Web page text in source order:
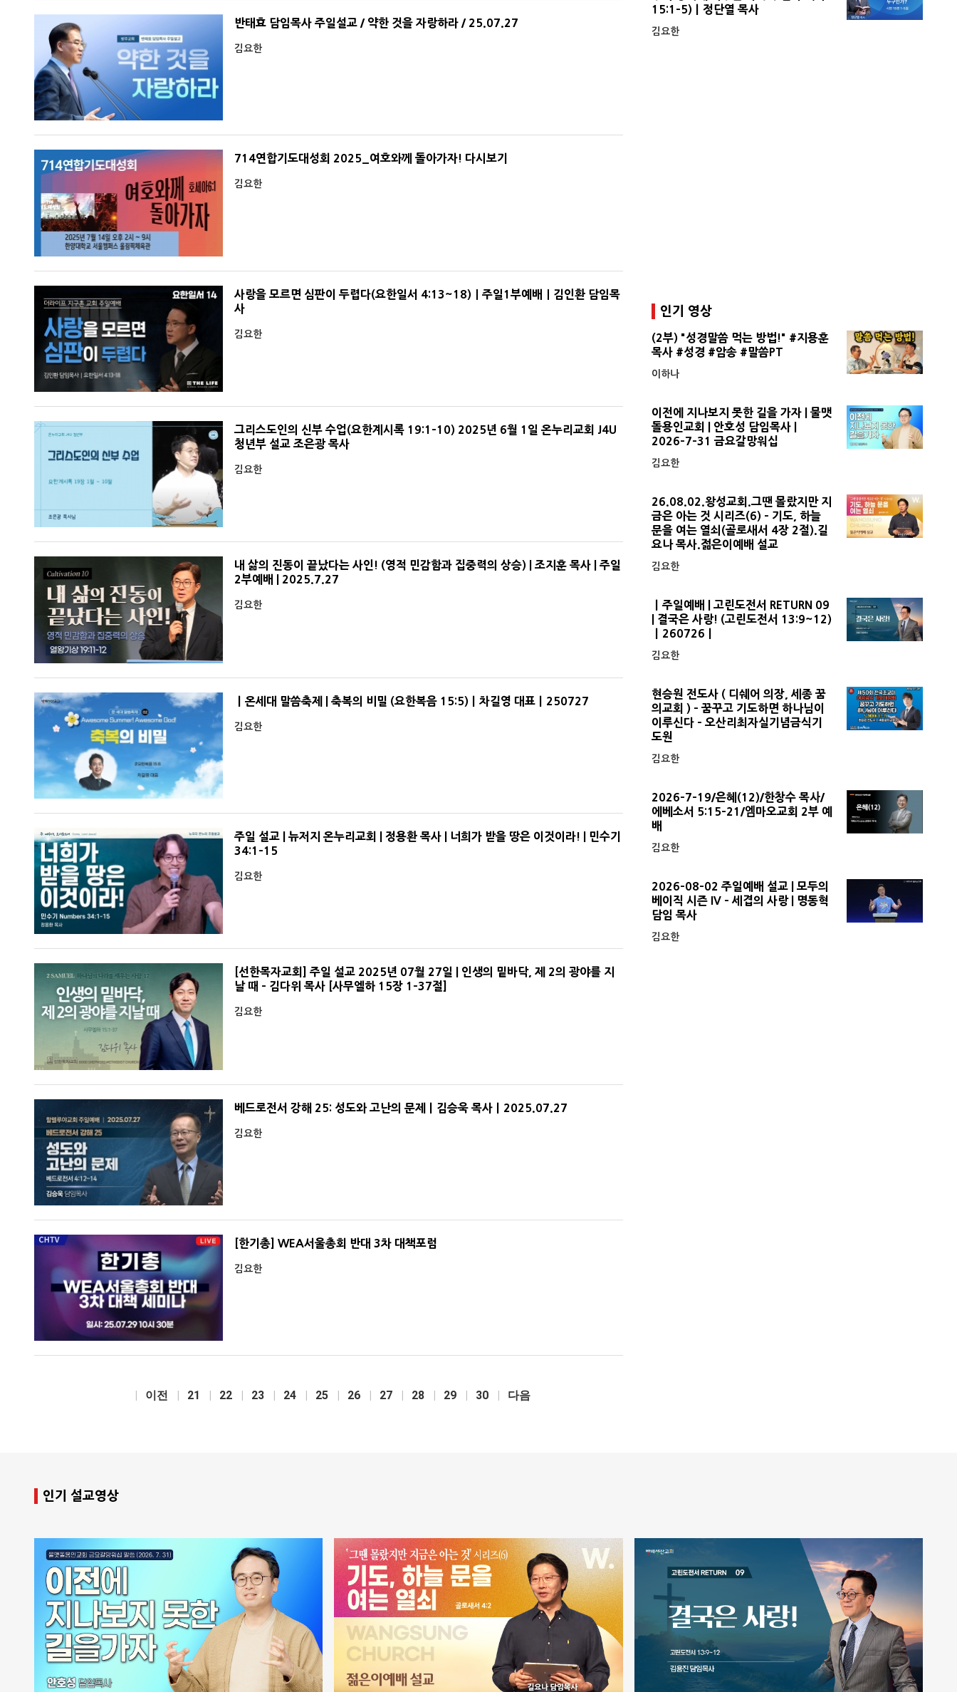
반태효 담임목사 주일설교 / 약한 것을 자랑하라 / 25.07.27
김요한
714연합기도대성회 2025_여호와께 돌아가자! 다시보기
김요한
사랑을 모르면 심판이 두렵다(요한일서 4:13~18)｜주일1부예배｜김인환 담임목
사
김요한
그리스도인의 신부 수업(요한계시록 19:1-10) 2025년 6월 1일 온누리교회 J4U
청년부 설교 조은광 목사
김요한
내 삶의 진동이 끝났다는 사인! (영적 민감함과 집중력의 상승) | 조지훈 목사 | 주일
2부예배 | 2025.7.27
김요한
ㅣ온세대 말씀축제 | 축복의 비밀 (요한복음 15:5)ㅣ차길영 대표ㅣ250727
김요한
주일 설교 | 뉴저지 온누리교회 | 정용환 목사 | 너희가 받을 땅은 이것이라! | 민수기
34:1-15
김요한
[선한목자교회] 주일 설교 2025년 07월 27일 | 인생의 밑바닥, 제 2의 광야를 지
날 때 - 김다위 목사 [사무엘하 15장 1-37절]
김요한
베드로전서 강해 25: 성도와 고난의 문제ㅣ김승욱 목사ㅣ2025.07.27
김요한
[한기총] WEA서울총회 반대 3차 대책포럼
김요한
이전 21 22 23 24 25 26 27 28 29 30 다음
15:1-5)ㅣ정단열 목사
김요한
인기 영상
(2부) "성경말씀 먹는 방법!" #지용훈
목사 #성경 #암송 #말씀PT
이하나
이전에 지나보지 못한 길을 가자 | 물맷
돌용인교회 | 안호성 담임목사 |
2026-7-31 금요갈망워십
김요한
26.08.02.왕성교회.그땐 몰랐지만 지
금은 아는 것 시리즈(6) - 기도, 하늘
문을 여는 열쇠(골로새서 4장 2절).길
요나 목사.젊은이예배 설교
김요한
ㅣ주일예배 | 고린도전서 RETURN 09
| 결국은 사랑! (고린도전서 13:9~12)
ㅣ260726ㅣ
김요한
현승원 전도사 ( 디쉐어 의장, 세종 꿈
의교회 ) - 꿈꾸고 기도하면 하나님이
이루신다 - 오산리최자실기념금식기
도원
김요한
2026-7-19/은혜(12)/한창수 목사/
에베소서 5:15-21/엠마오교회 2부 예
배
김요한
2026-08-02 주일예배 설교 | 모두의
베이직 시즌 IV - 세겹의 사랑 | 명동혁
담임 목사
김요한
인기 설교영상